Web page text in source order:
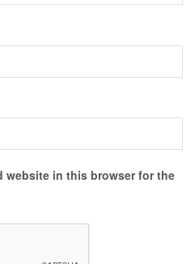
website in this browser for the